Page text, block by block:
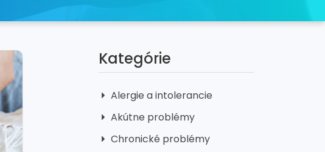
Kategórie
Alergie a intolerancie
Akútne problémy
Chronické problémy